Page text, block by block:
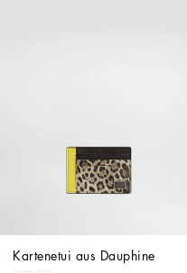
Kartenetui aus Dauphine